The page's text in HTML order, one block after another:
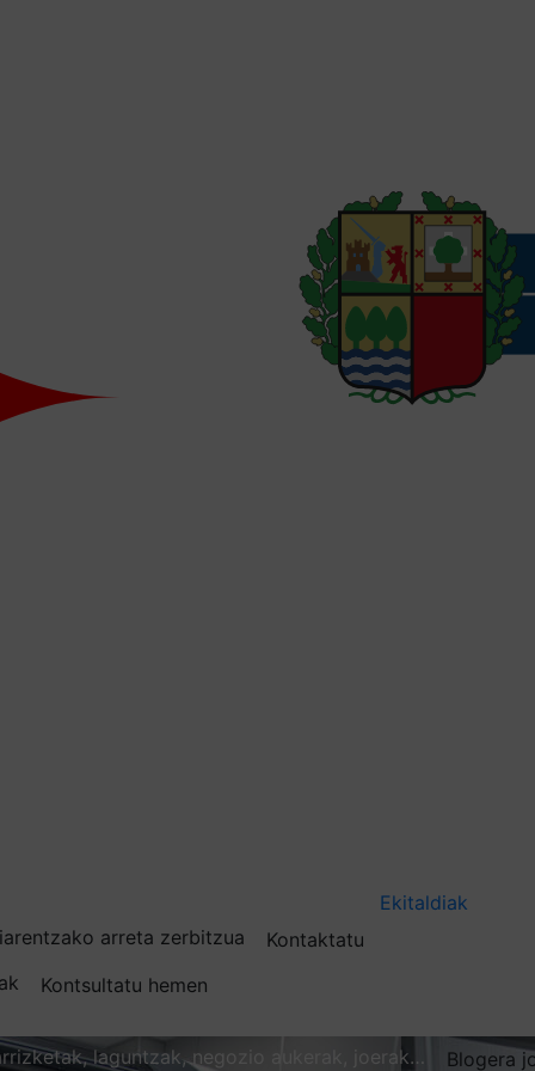
arreta zerbitzua
Kontaktatu
Kontsultatu hemen
Ekitaldiak
laguntzak, negozio aukerak, joerak… Blogera